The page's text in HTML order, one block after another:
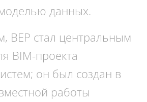
данных.
BEP стал центральным
BIM-проекта
он был создан в
работы